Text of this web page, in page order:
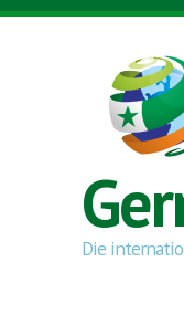
Skip to main content
Die